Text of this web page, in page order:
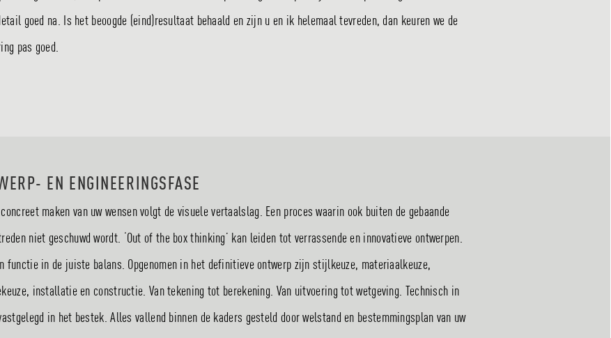
goed na. Is het beoogde (eind)resultaat behaald en zijn u en ik helemaal tevreden, dan keuren we de
pas goed.
EN ENGINEERINGSFASE
maken van uw wensen volgt de visuele vertaalslag. Een proces waarin ook buiten de gebaande
niet geschuwd wordt. ‘Out of the box thinking’ kan leiden tot verrassende en innovatieve ontwerpen.
functie in de juiste balans. Opgenomen in het definitieve ontwerp zijn stijlkeuze, materiaalkeuze,
installatie en constructie. Van tekening tot berekening. Van uitvoering tot wetgeving. Technisch in
in het bestek. Alles vallend binnen de kaders gesteld door welstand en bestemmingsplan van uw